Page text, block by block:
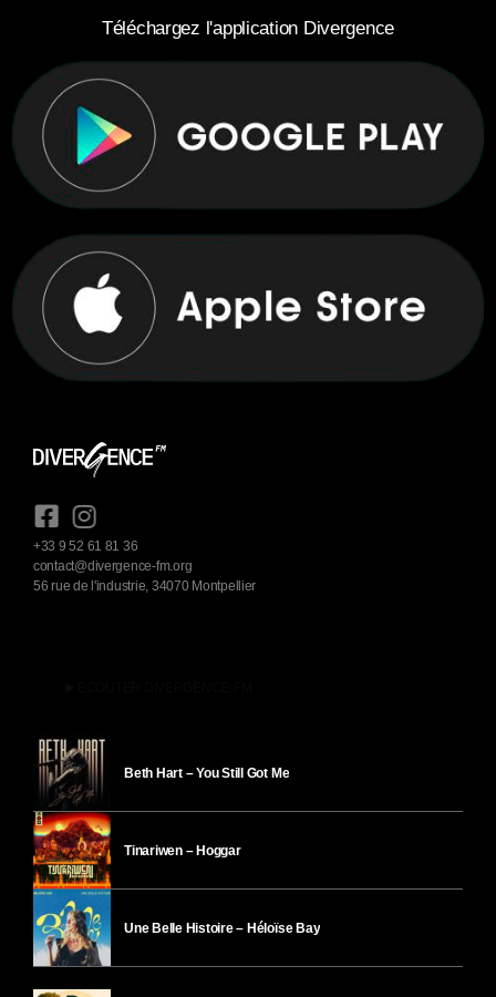
Téléchargez l'application Divergence
+33 9 52 61 81 36
contact@divergence-fm.org
56 rue de l'industrie, 34070 Montpellier
Beth Hart – You Still Got Me
Tinariwen – Hoggar
Une Belle Histoire – Héloïse Bay